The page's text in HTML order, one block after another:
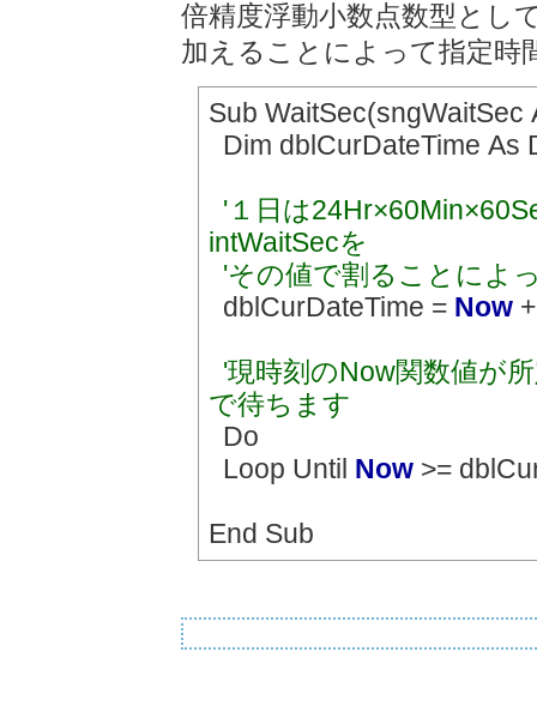
倍精度浮動小数点数型とし
加えることによって指定時
Sub WaitSec(sngWaitSec
Dim dblCurDateTime As
'１日は
intWaitSecを
'その値で割ることによ
dblCurDateTime = Now+
'現時刻のNow関数値が
で待ちます
Do
Loop Until Now>=
End Sub